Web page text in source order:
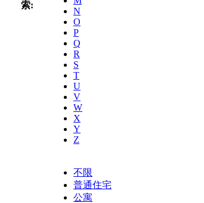
索:
N
O
P
Q
R
S
T
U
V
W
X
Y
Z
不限
普通住宅
公寓